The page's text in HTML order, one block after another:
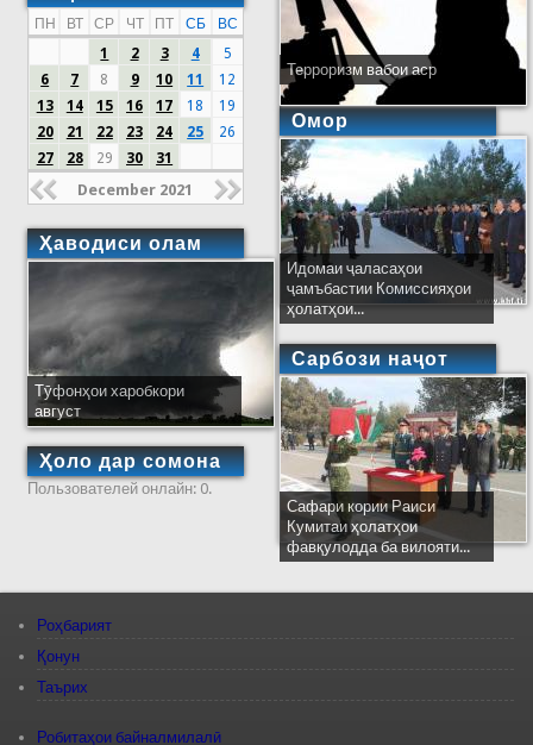
ПН ВТ СР ЧТ ПТ СБ
ВС
1
2 3 4
5
6
7 8 9 10 11
12
13
14 15 16 17 18
19
20
21 22 23 24 25
26
27
28 29 30 31
December 2021
Ҳаводиси олам
Тӯфонҳои харобкори
август
Ҳоло дар сомона
Пользователей онлайн: 0.
Терроризм вабои аср
Омор
Идомаи ҷаласаҳои
ҷамъбастии Комиссияҳои
ҳолатҳои...
Сарбози наҷот
Сафари кории Раиси
Кумитаи ҳолатҳои
фавқулодда ба вилояти...
Роҳбарият
Қонун
Таърих
Робитаҳои байналмилалӣ